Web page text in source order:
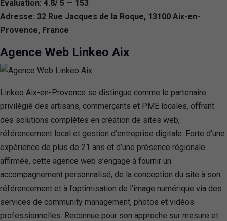
Évaluation: 4.8/ 5 — 153
Adresse: 32 Rue Jacques de la Roque, 13100 Aix-en-
Provence, France
Agence Web Linkeo Aix
Linkeo Aix-en-Provence se distingue comme le partenaire
privilégié des artisans, commerçants et PME locales, offrant
des solutions complètes en création de sites web,
référencement local et gestion d’entreprise digitale. Forte d’une
expérience de plus de 21 ans et d’une présence régionale
affirmée, cette agence web s’engage à fournir un
accompagnement personnalisé, de la conception du site à son
référencement et à l’optimisation de l’image numérique via des
services de community management, photos et vidéos
professionnelles. Reconnue pour son approche sur mesure et